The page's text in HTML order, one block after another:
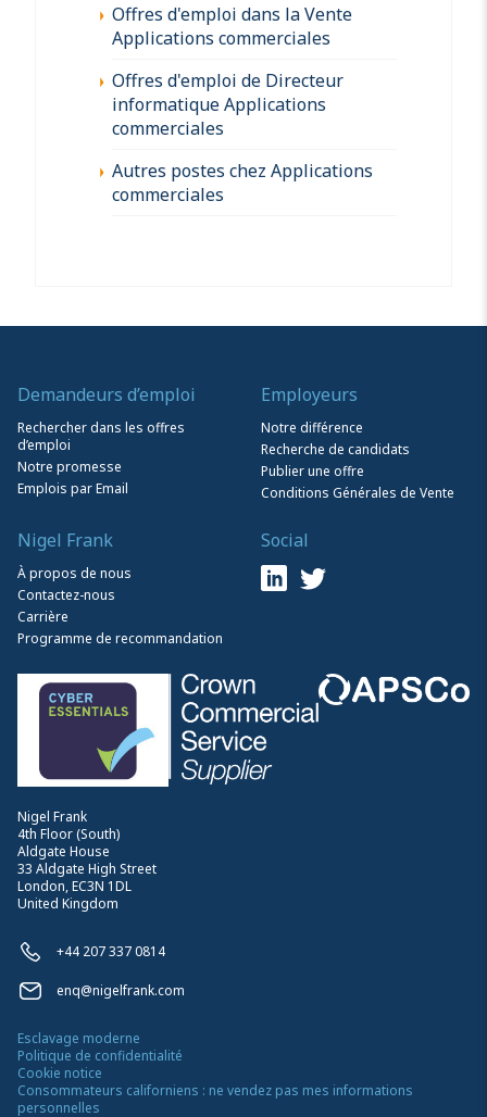
Offres d'emploi dans la Vente
Applications commerciales
Offres d'emploi de Directeur
informatique Applications
commerciales
Autres postes chez Applications
commerciales
Nigel Frank
4th Floor (South)
Aldgate House
33 Aldgate High Street
London, EC3N 1DL
United Kingdom
+44 207 337 0814
enq@nigelfrank.com
Demandeurs d’emploi
Rechercher dans les offres
d’emploi
Notre promesse
Emplois par Email
Employeurs
Notre différence
Recherche de candidats
Publier une offre
Conditions Générales de Vente
Nigel Frank
À propos de nous
Contactez-nous
Carrière
Programme de recommandation
Social
Esclavage moderne
Politique de confidentialité
Cookie notice
Consommateurs californiens : ne vendez pas mes informations
personnelles